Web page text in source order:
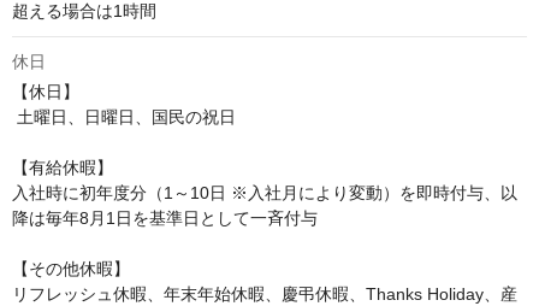
超える場合は1時間
休日
【休日】
【有給休暇】
入社時に初年度分（1～10日 ※入社月により変動）を即時付与、以
降は毎年8月1日を基準日として一斉付与
【その他休暇】
リフレッシュ休暇、年末年始休暇、慶弔休暇、Thanks Holiday、産